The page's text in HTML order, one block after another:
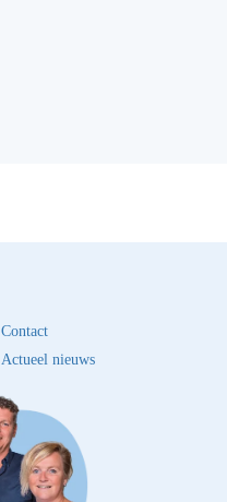
Contact
Actueel nieuws